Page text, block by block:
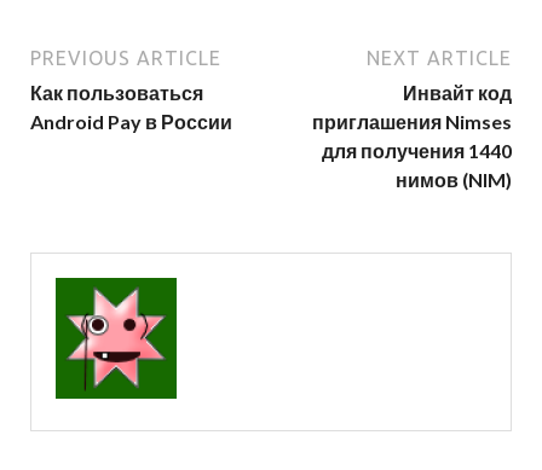
PREVIOUS ARTICLE
Как пользоваться
Android Pay в России
NEXT ARTICLE
Инвайт код
приглашения Nimses
для получения 1440
нимов (NIM)